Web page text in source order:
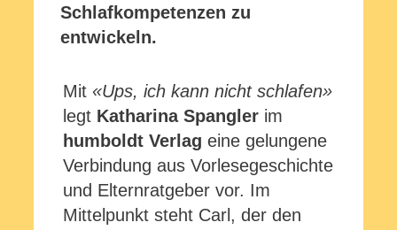
Schlafkompetenzen zu
entwickeln.
Mit «Ups, ich kann nicht schlafen»
legt Katharina Spangler im
humboldt Verlag eine gelungene
Verbindung aus Vorlesegeschichte
und Elternratgeber vor. Im
Mittelpunkt steht Carl, der den